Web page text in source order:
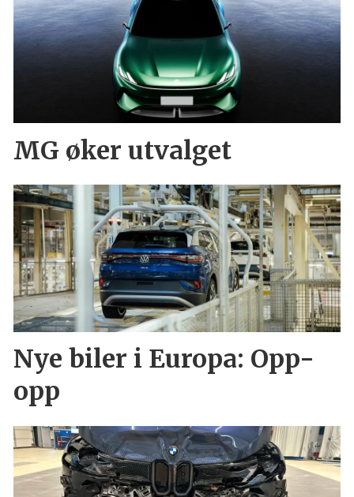
MG øker utvalget
Nye biler i Europa: Opp-
opp